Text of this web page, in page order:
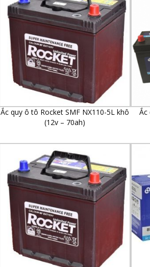
Ắc quy ô tô Rocket SMF NX110-5L khô
(12v – 70ah)
Ắc